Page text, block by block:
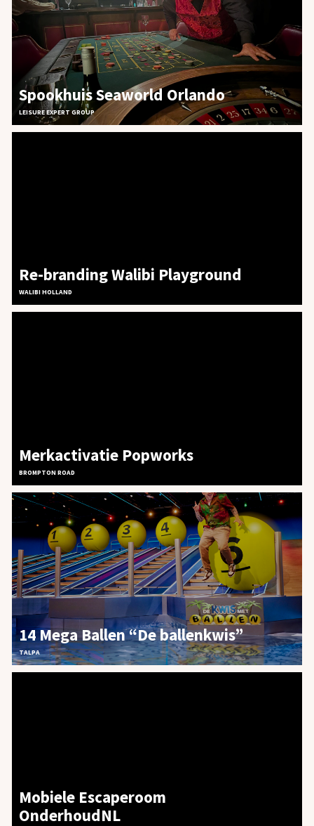
Spookhuis Seaworld Orlando
LEISURE EXPERT GROUP
Re-branding Walibi Playground
WALIBI HOLLAND
Merkactivatie Popworks
BROMPTON ROAD
14 Mega Ballen “De ballenkwis”
TALPA
Mobiele Escaperoom
OnderhoudNL